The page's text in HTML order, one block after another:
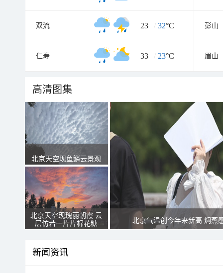
双流 23 / 32°C 彭山
仁寿 33 / 23°C 眉山
高清图集
北京天空现鱼鳞云景观
北京天空现瑰丽朝霞 云
层仿若一片片棉花糖
北京气温创今年来新高 焖蒸
新闻资讯